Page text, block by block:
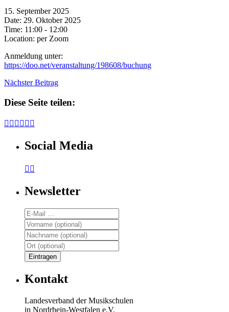
15. September 2025
Date: 29. Oktober 2025
Time: 11:00 - 12:00
Location: per Zoom
Anmeldung unter:
https://doo.net/veranstaltung/198608/buchung
Nächster Beitrag
Diese Seite teilen:
     
Social Media
 
Newsletter
Kontakt
Landesverband der Musikschulen
in Nordrhein-Westfalen e.V.